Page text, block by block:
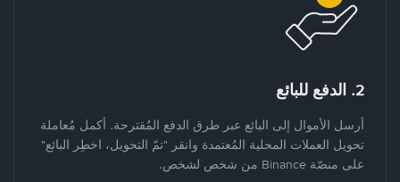
2. الدفع للبائع
أرسل الأموال إلى البائع عبر طرق الدفع المُقترحة. أكمل مُعاملة
تحويل العملات المحلية المُعتمدة وانقر "تمّ التحويل، اخطِر البائع"
على منصّة Binance من شخص لشخص.